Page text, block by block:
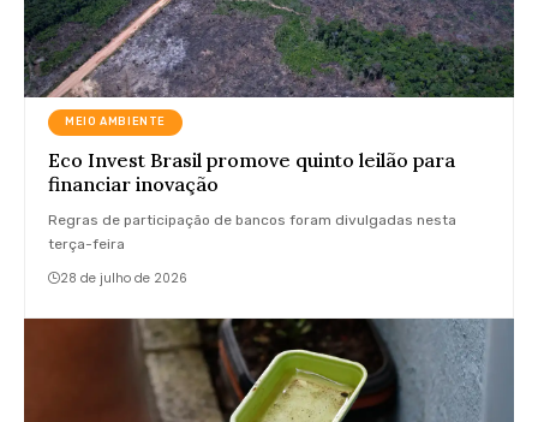
MEIO AMBIENTE
Eco Invest Brasil promove quinto leilão para
financiar inovação
Regras de participação de bancos foram divulgadas nesta
terça-feira
28 de julho de 2026